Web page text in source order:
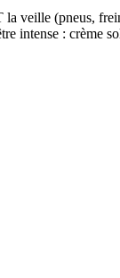
veille (pneus,
intense : crème